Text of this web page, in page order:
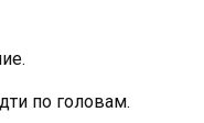
по головам.